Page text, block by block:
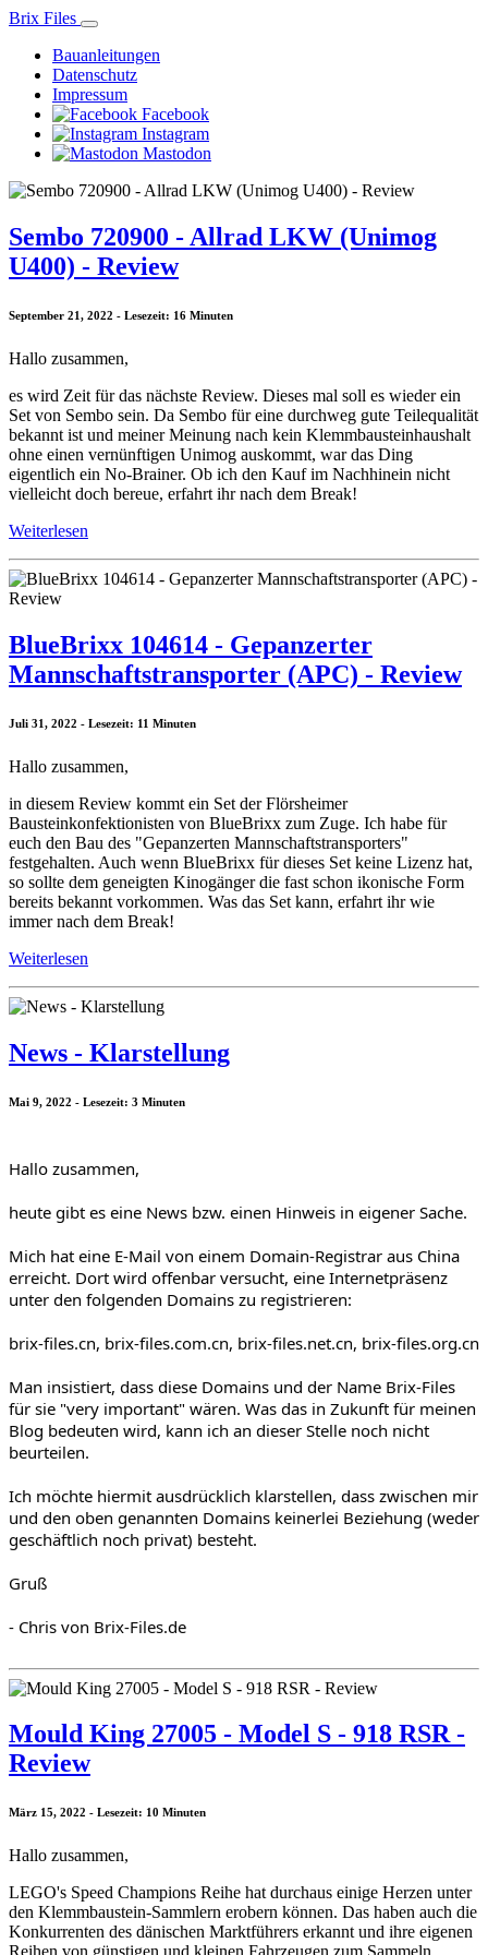
Brix Files
Bauanleitungen
Datenschutz
Impressum
Facebook
Instagram
Mastodon
Sembo 720900 - Allrad LKW (Unimog
U400) - Review
September 21, 2022 - Lesezeit: 16 Minuten
Hallo zusammen,
es wird Zeit für das nächste Review. Dieses mal soll es wieder ein
Set von Sembo sein. Da Sembo für eine durchweg gute Teilequalität
bekannt ist und meiner Meinung nach kein Klemmbausteinhaushalt
ohne einen vernünftigen Unimog auskommt, war das Ding
eigentlich ein No-Brainer. Ob ich den Kauf im Nachhinein nicht
vielleicht doch bereue, erfahrt ihr nach dem Break!
Weiterlesen
BlueBrixx 104614 - Gepanzerter
Mannschaftstransporter (APC) - Review
Juli 31, 2022 - Lesezeit: 11 Minuten
Hallo zusammen,
in diesem Review kommt ein Set der Flörsheimer
Bausteinkonfektionisten von BlueBrixx zum Zuge. Ich habe für
euch den Bau des "Gepanzerten Mannschaftstransporters"
festgehalten. Auch wenn BlueBrixx für dieses Set keine Lizenz hat,
so sollte dem geneigten Kinogänger die fast schon ikonische Form
bereits bekannt vorkommen. Was das Set kann, erfahrt ihr wie
immer nach dem Break!
Weiterlesen
News - Klarstellung
Mai 9, 2022 - Lesezeit: 3 Minuten
Hallo zusammen,
heute gibt es eine News bzw. einen Hinweis in eigener Sache.
Mich hat eine E-Mail von einem Domain-Registrar aus China
erreicht. Dort wird offenbar versucht, eine Internetpräsenz
unter den folgenden Domains zu registrieren:
brix-files.cn, brix-files.com.cn, brix-files.net.cn, brix-files.org.cn
Man insistiert, dass diese Domains und der Name Brix-Files
für sie "very important" wären. Was das in Zukunft für meinen
Blog bedeuten wird, kann ich an dieser Stelle noch nicht
beurteilen.
Ich möchte hiermit ausdrücklich klarstellen, dass zwischen mir
und den oben genannten Domains keinerlei Beziehung (weder
geschäftlich noch privat) besteht.
Gruß
- Chris von Brix-Files.de
Mould King 27005 - Model S - 918 RSR -
Review
März 15, 2022 - Lesezeit: 10 Minuten
Hallo zusammen,
LEGO's Speed Champions Reihe hat durchaus einige Herzen unter
den Klemmbaustein-Sammlern erobern können. Das haben auch die
Konkurrenten des dänischen Marktführers erkannt und ihre eigenen